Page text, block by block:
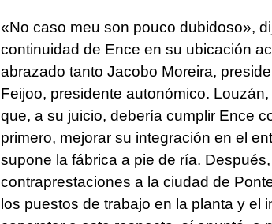
«No caso meu son pouco dubidoso»,
continuidad de Ence en su ubicación
abrazado tanto Jacobo Moreira,
Feijoo, presidente autonómico.
que, a su juicio, debería cumplir Ence
primero, mejorar su integración en el
supone la fábrica a pie de ría.
contraprestaciones a la ciudad de
los puestos de trabajo en la planta y el